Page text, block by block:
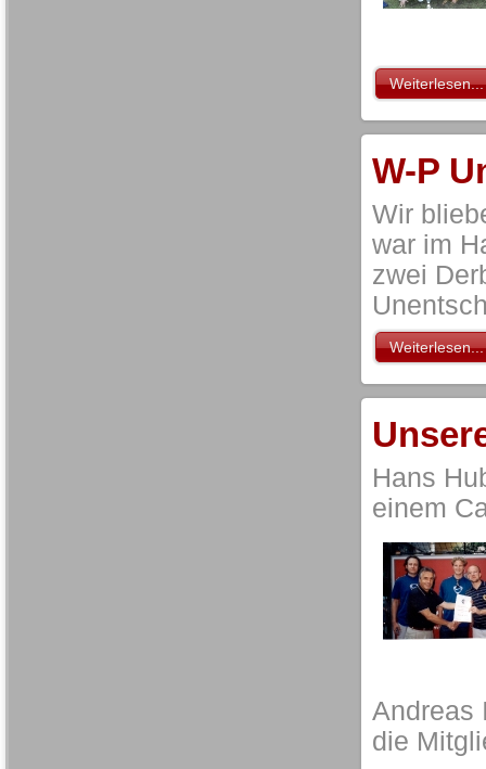
Weiterlesen...
W-P
Wir
war im
zwei
Weiterlesen...
Hans
einem
Andreas
die